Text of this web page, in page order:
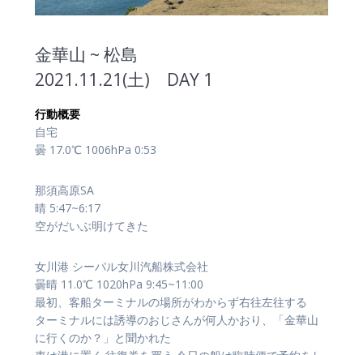
金華山 ~ 松島
2021.11.21(土) DAY 1
行動概要
自宅
曇 17.0℃ 1006hPa 0:53
那須高原SA
晴 5:47~6:17
空がだいぶ明けてきた
女川港 シーパル女川汽船株式会社
曇晴 11.0℃ 1020hPa 9:45~11:00
最初、客船ターミナルの場所がわからず右往左往する
ターミナルには誘導のおじさんが何人かおり、「金華山
に行くのか？」と聞かれた